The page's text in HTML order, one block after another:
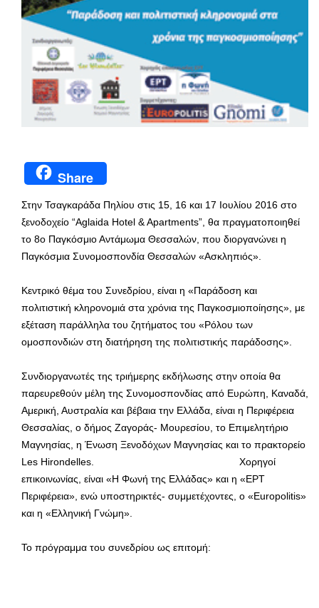
Share
Στην Τσαγκαράδα Πηλίου στις 15, 16 και 17 Ιουλίου 2016 στο
ξενοδοχείο “Aglaida Hotel & Apartments”, θα πραγματοποιηθεί
το 8ο Παγκόσμιο Αντάμωμα Θεσσαλών, που διοργανώνει η
Παγκόσμια Συνομοσπονδία Θεσσαλών «Ασκληπιός».
Κεντρικό θέμα του Συνεδρίου, είναι η «Παράδοση και
πολιτιστική κληρονομιά στα χρόνια της Παγκοσμιοποίησης», με
εξέταση παράλληλα του ζητήματος του «Ρόλου των
ομοσπονδιών στη διατήρηση της πολιτιστικής παράδοσης».
Συνδιοργανωτές της τριήμερης εκδήλωσης στην οποία θα
παρευρεθούν μέλη της Συνομοσπονδίας από Ευρώπη, Καναδά,
Αμερική, Αυστραλία και βέβαια την Ελλάδα, είναι η Περιφέρεια
Θεσσαλίας, ο δήμος Ζαγοράς- Μουρεσίου, το Επιμελητήριο
Μαγνησίας, η Ένωση Ξενοδόχων Μαγνησίας και το πρακτορείο
Les Hirondelles. Χορηγοί
επικοινωνίας, είναι «Η Φωνή της Ελλάδας» και η «ΕΡΤ
Περιφέρεια», ενώ υποστηρικτές- συμμετέχοντες, ο «Europolitis»
και η «Ελληνική Γνώμη».
Το πρόγραμμα του συνεδρίου ως επιτομή: